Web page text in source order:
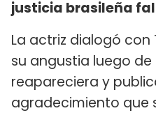
justicia brasileña
La actriz dialogó con
su angustia luego
reapareciera y
agradecimiento que